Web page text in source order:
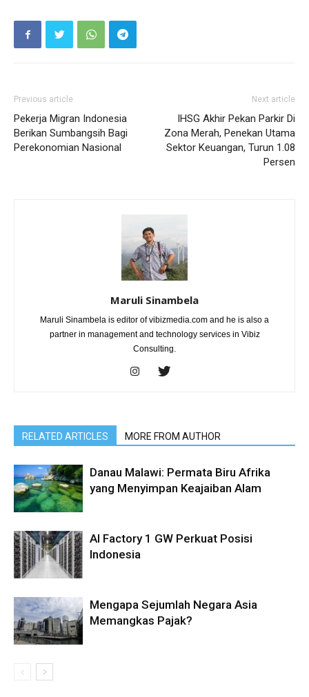
Previous article
Pekerja Migran Indonesia
Berikan Sumbangsih Bagi
Perekonomian Nasional
Next article
IHSG Akhir Pekan Parkir Di
Zona Merah, Penekan Utama
Sektor Keuangan, Turun 1.08
Persen
Maruli Sinambela
Maruli Sinambela is editor of vibizmedia.com and he is also a
partner in management and technology services in Vibiz
Consulting.
RELATED ARTICLES MORE FROM AUTHOR
Danau Malawi: Permata Biru Afrika
yang Menyimpan Keajaiban Alam
AI Factory 1 GW Perkuat Posisi
Indonesia
Mengapa Sejumlah Negara Asia
Memangkas Pajak?